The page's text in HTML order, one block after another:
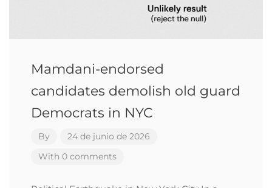
Mamdani-endorsed
candidates demolish old guard
Democrats in NYC
By
24 de junio de 2026
With 0 comments